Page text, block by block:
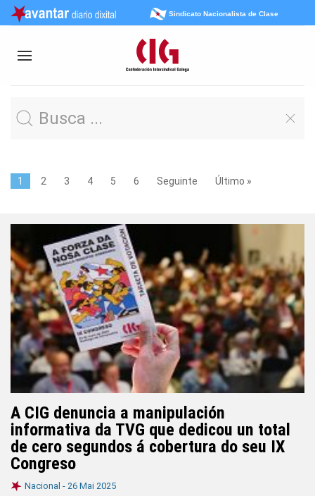
Sindicato Nacionalista de Clase
1 2 3 4 5 6 Seguinte Último »
A CIG denuncia a manipulación
informativa da TVG que dedicou un total
de cero segundos á cobertura do seu IX
Congreso
Nacional - 26 Mai 2025